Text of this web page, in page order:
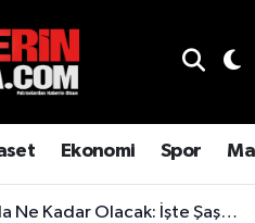
Ekonomi Spor
Olacak: İşte Şaşırtan Rakam